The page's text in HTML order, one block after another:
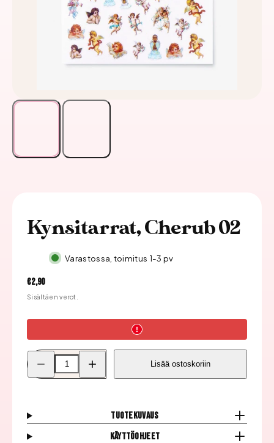
Kynsitarrat, Cherub 02
Varastossa, toimitus 1-3 pv
Hinta
€2,90
Sisältäen verot.
Pienennä
Kynsitarrat,
Cherub
Kynsitarrat,
Cherub
Lisää ostoskoriin
Tuotekuvaus
Käyttöohjeet